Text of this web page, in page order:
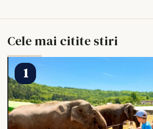
Cele mai citite stiri